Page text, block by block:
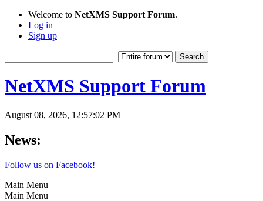
Welcome to NetXMS Support Forum.
Log in
Sign up
NetXMS Support Forum
August 08, 2026, 12:57:02 PM
News:
Follow us on Facebook!
Main Menu
Main Menu